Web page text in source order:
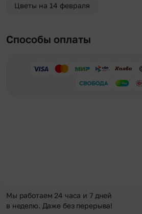
Цветы на 14 февраля
Способы оплаты
Мы работаем 24 часа и 7 дней
в неделю. Даже без перерыва!